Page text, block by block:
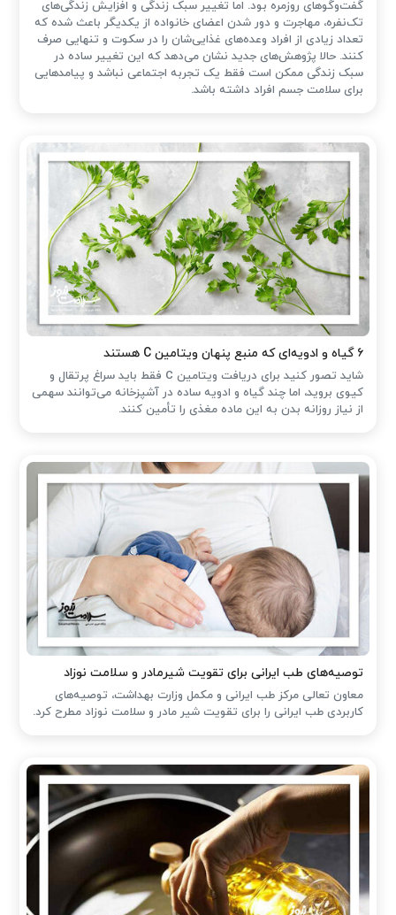
گفت‌وگوهای روزمره بود. اما تغییر سبک زندگی و افزایش زندگی‌های
تک‌نفره، مهاجرت و دور شدن اعضای خانواده از یکدیگر باعث شده که
تعداد زیادی از افراد وعده‌های غذایی‌شان را در سکوت و تنهایی صرف
کنند. حالا پژوهش‌های جدید نشان می‌دهد که این تغییر ساده در
سبک زندگی ممکن است فقط یک تجربه اجتماعی نباشد و پیامدهایی
برای سلامت جسم افراد داشته باشد.
۶ گیاه و ادویه‌ای که منبع پنهان ویتامین C هستند
شاید تصور کنید برای دریافت ویتامین C فقط باید سراغ پرتقال و
کیوی بروید، اما چند گیاه و ادویه ساده در آشپزخانه می‌توانند سهمی
از نیاز روزانه بدن به این ماده مغذی را تأمین کنند.
توصیه‌های طب ایرانی برای تقویت شیرمادر و سلامت نوزاد
معاون تعالی مرکز طب ایرانی و مکمل وزارت بهداشت، توصیه‌های
کاربردی طب ایرانی را برای تقویت شیر مادر و سلامت نوزاد مطرح کرد.